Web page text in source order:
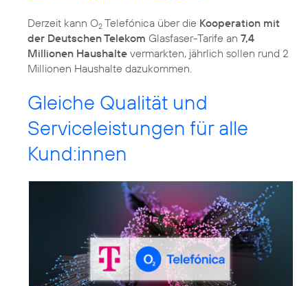
Derzeit kann O2 Telefónica über die Kooperation mit
der Deutschen Telekom Glasfaser-Tarife an 7,4
Millionen Haushalte vermarkten, jährlich sollen rund 2
Millionen Haushalte dazukommen.
Gleiche Qualität und
Serviceleistungen für alle
Kund:innen